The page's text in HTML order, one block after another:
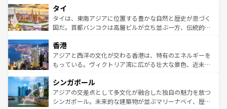
リティに包まれながら、韓国の多彩な魅力を心ゆくまで味
わってみてほしい。 なお、新着の韓国情報はコンテンツ一
覧を参照してほしい。
急速な発展と共に伝統が息づく。ハノイの古い町並みやホ
ーチミン市のフランス統治時代の建物も、独特の雰囲気を
醸し出している。また、バラエティの豊かさとおいしさで
とつ。フォーやバインミー、ベトナムコーヒーなどは、ぜ
ひ現地で味わいたい。どの地域を訪れてもあたたかい人々
が旅行者を迎えてくれるので、きっと忘れられない旅にな
参照してほしい。
タイ
タイは、東南アジアに位置する豊かな自然と歴史が息づく
国だ。首都バンコクは高層ビルが立ち並ぶ一方、伝統的な
の活気が交差している。北部ではチェンマイなどの山岳地
帯で自然と触れ合い、南部ではプーケットやクラビの美し
いビーチでリゾート気分を楽しむことができる。タイ料理
激する。気候は一年中温暖で、どの季節にも異なる楽しみ
が待っている。親しみやすいタイの人々、仏教を中心とし
た文化、そして多様な観光資源が、訪れる旅人を魅了し続
香港
アジアと西洋の文化が交わる香港は、特有のエネルギーを
もっている。ヴィクトリア湾に広がる壮大な景色、近未来
み、どこを訪れても感動するはず。観光スポットが密集し
ており、効率よく見どころを回れるのも魅力。息をのむよ
うな絶景から文化的な体験まで、香港を存分に楽しみ尽く
シンガポール
アジアの交差点として多文化が融合した独自の魅力を放つ
シンガポール。未来的な建築物が並ぶマリーナベイ、歴史